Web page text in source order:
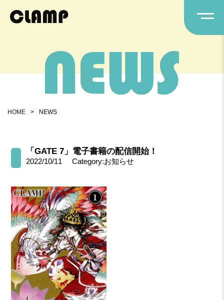
HOME > NEWS
「GATE 7」電子書籍の配信開始！
2022/10/11 Category:お知らせ